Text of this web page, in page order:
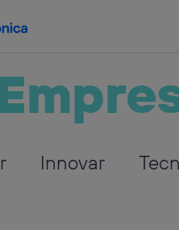
Innovar